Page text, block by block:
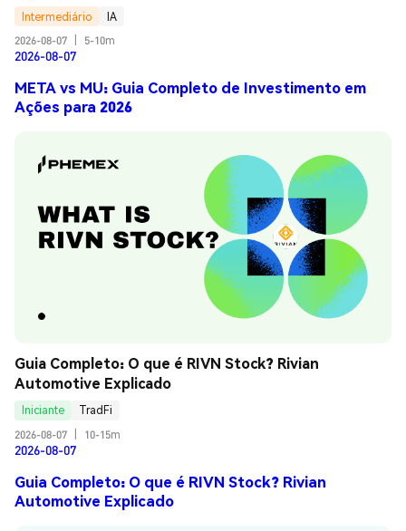
Intermediário
IA
2026-08-07
5-10m
2026-08-07
META vs MU: Guia Completo de Investimento em
Ações para 2026
Guia Completo: O que é RIVN Stock? Rivian
Automotive Explicado
Iniciante
TradFi
2026-08-07
10-15m
2026-08-07
Guia Completo: O que é RIVN Stock? Rivian
Automotive Explicado